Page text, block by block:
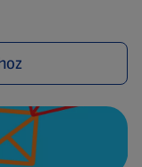
nyílik meg)